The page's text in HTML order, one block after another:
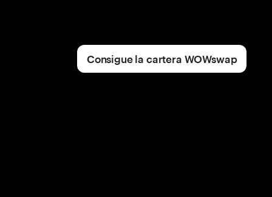
Consigue la cartera WOWswap